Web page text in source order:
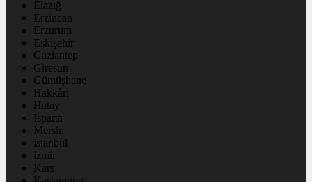
Elazığ
Erzincan
Erzurum
Eskişehir
Gaziantep
Giresun
Gümüşhane
Hakkâri
Hatay
Isparta
Mersin
istanbul
izmir
Kars